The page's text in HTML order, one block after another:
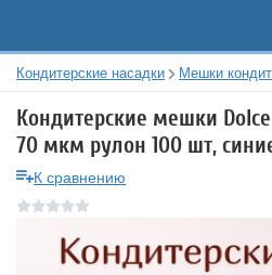
Кондитерские насадки Мешки
Кондитерские мешки
70 мкм рулон 100 шт,
К сравнению